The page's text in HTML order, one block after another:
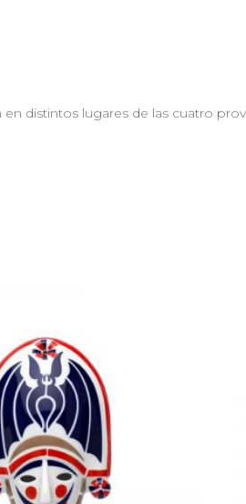
distintos lugares de las cuatro